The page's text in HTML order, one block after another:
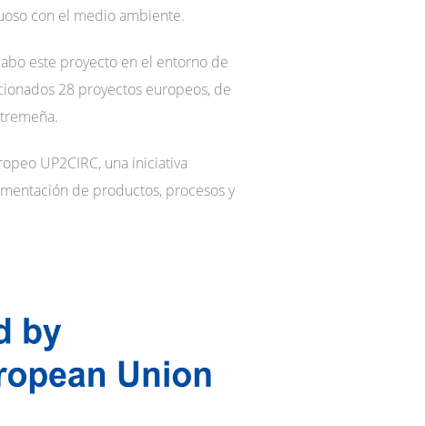
con el medio ambiente.
este proyecto en el entorno de
28 proyectos europeos, de
UP2CIRC, una iniciativa
de productos, procesos y